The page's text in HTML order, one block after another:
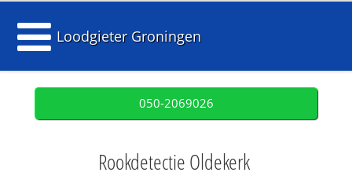
Loodgieter Groningen
050-2069026
Rookdetectie Oldekerk